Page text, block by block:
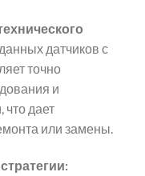
датчиков с
точно
и
дает
или замены.